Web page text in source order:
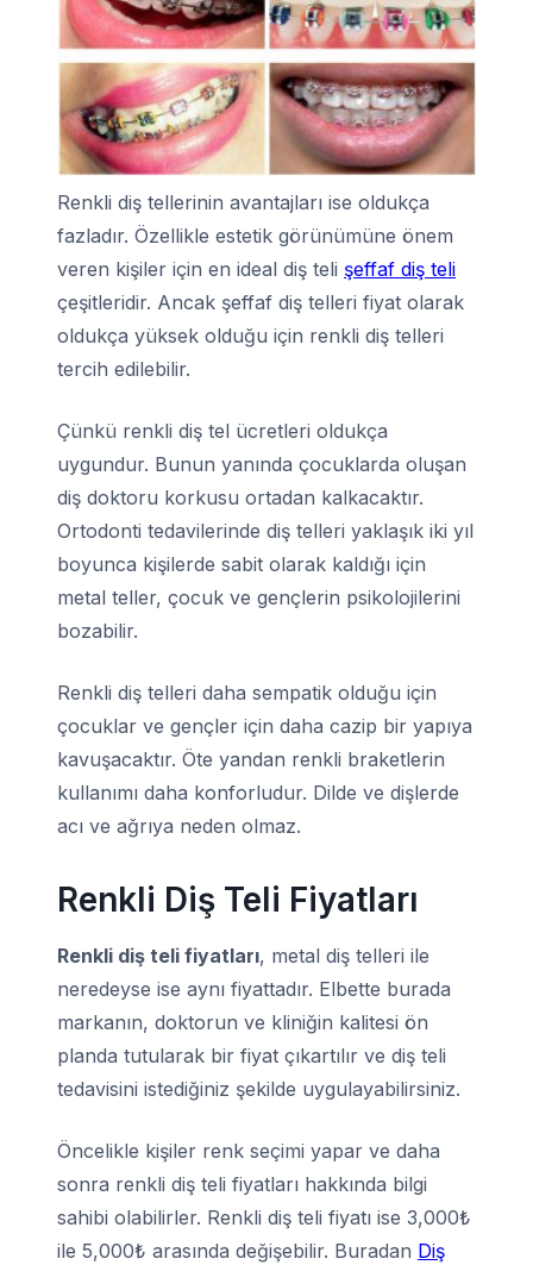
Renkli diş tellerinin avantajları ise oldukça
fazladır. Özellikle estetik görünümüne önem
veren kişiler için en ideal diş teli şeffaf diş teli
çeşitleridir. Ancak şeffaf diş telleri fiyat olarak
oldukça yüksek olduğu için renkli diş telleri
tercih edilebilir.
Çünkü renkli diş tel ücretleri oldukça
uygundur. Bunun yanında çocuklarda oluşan
diş doktoru korkusu ortadan kalkacaktır.
Ortodonti tedavilerinde diş telleri yaklaşık iki yıl
boyunca kişilerde sabit olarak kaldığı için
metal teller, çocuk ve gençlerin psikolojilerini
bozabilir.
Renkli diş telleri daha sempatik olduğu için
çocuklar ve gençler için daha cazip bir yapıya
kavuşacaktır. Öte yandan renkli braketlerin
kullanımı daha konforludur. Dilde ve dişlerde
acı ve ağrıya neden olmaz.
Renkli Diş Teli Fiyatları
Renkli diş teli fiyatları, metal diş telleri ile
neredeyse ise aynı fiyattadır. Elbette burada
markanın, doktorun ve kliniğin kalitesi ön
planda tutularak bir fiyat çıkartılır ve diş teli
tedavisini istediğiniz şekilde uygulayabilirsiniz.
Öncelikle kişiler renk seçimi yapar ve daha
sonra renkli diş teli fiyatları hakkında bilgi
sahibi olabilirler. Renkli diş teli fiyatı ise 3,000₺
ile 5,000₺ arasında değişebilir. Buradan Diş